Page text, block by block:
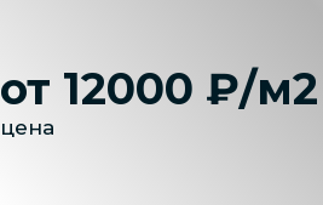
от 12000 ₽/м2
цена